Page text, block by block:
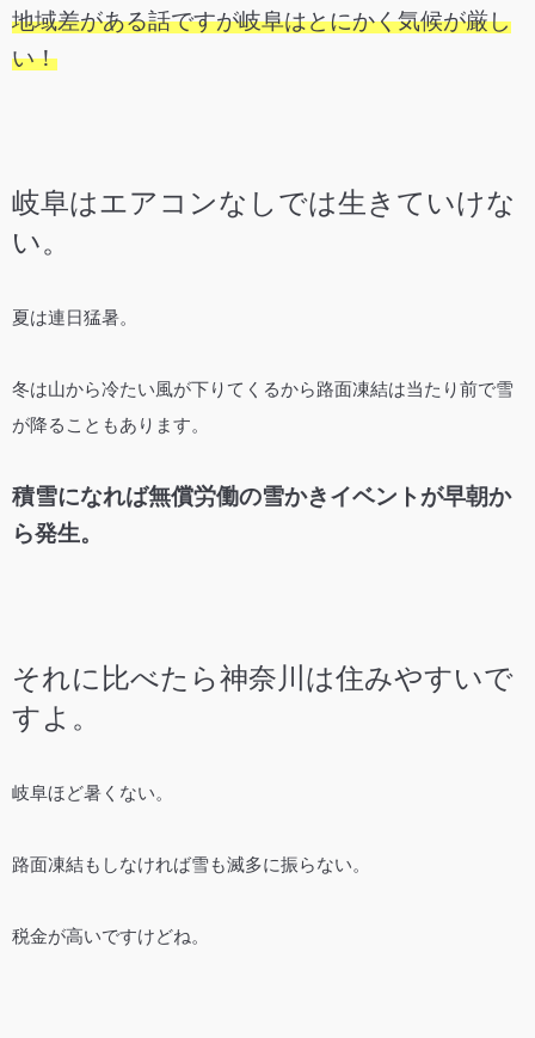
地域差がある話ですが岐阜はとにかく気候が厳し
い！
岐阜はエアコンなしでは生きていけな
い。
夏は連日猛暑。
冬は山から冷たい風が下りてくるから路面凍結は当たり前で雪
が降ることもあります。
積雪になれば無償労働の雪かきイベントが早朝か
ら発生。
それに比べたら神奈川は住みやすいで
すよ。
岐阜ほど暑くない。
路面凍結もしなければ雪も滅多に振らない。
税金が高いですけどね。